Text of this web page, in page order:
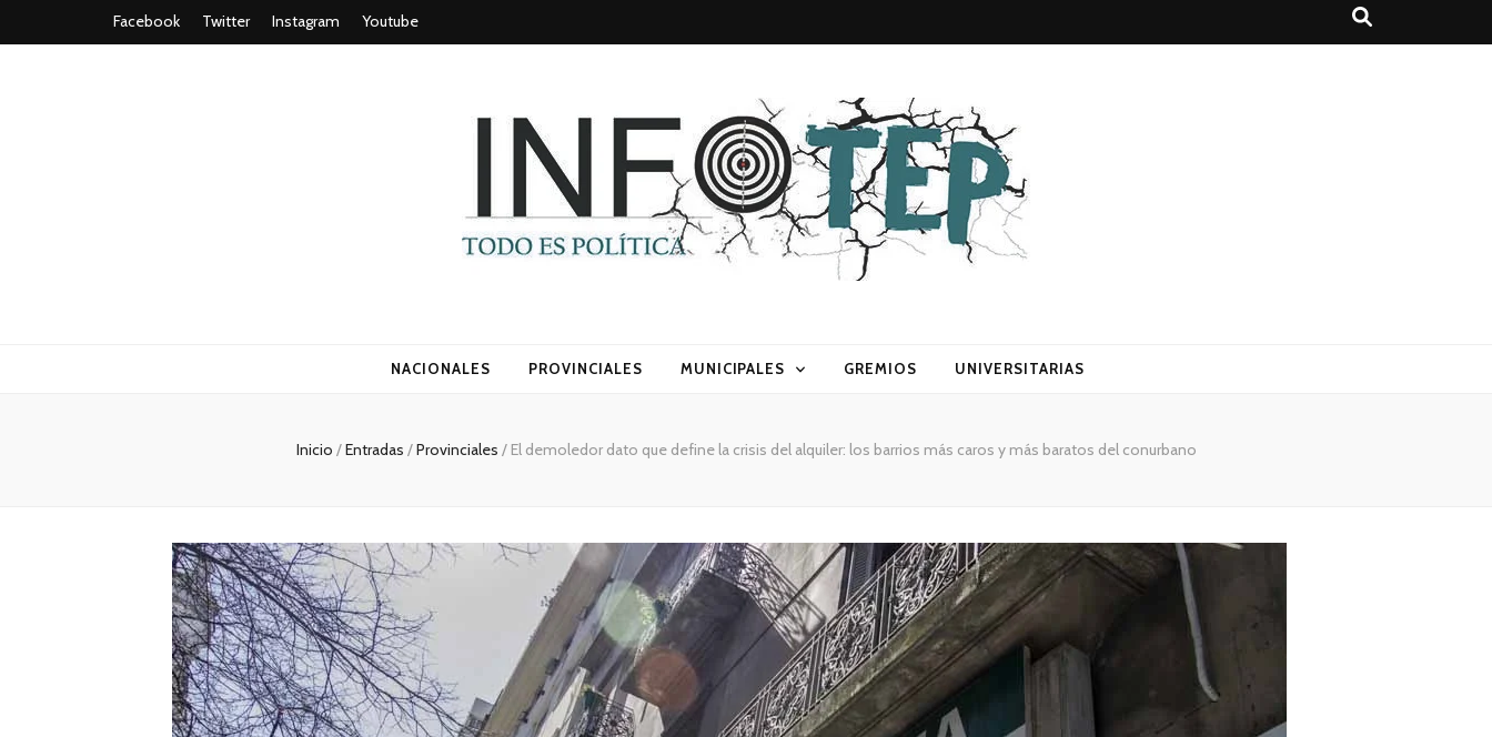
Facebook Twitter Instagram Youtube
Todo es (rosca) política
NACIONALES PROVINCIALES MUNICIPALES GREMIOS UNIVERSITARIAS
Inicio /Entradas /Provinciales / El demoledor dato que define la crisis del alquiler: los barrios más caros y más baratos del conurbano